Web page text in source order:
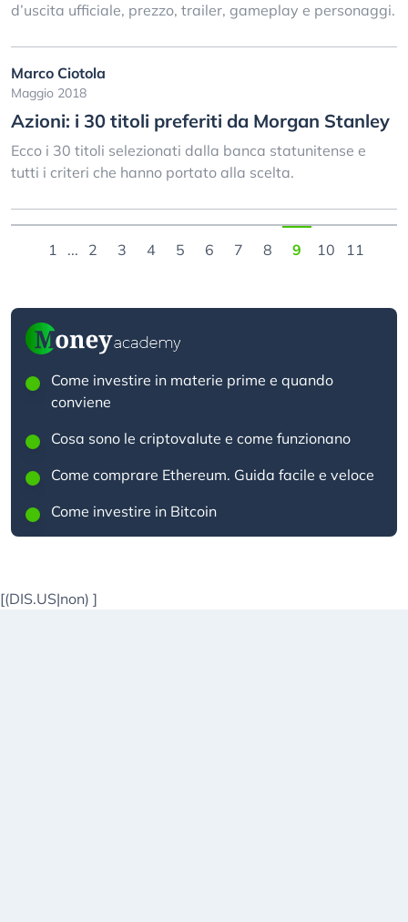
d’uscita ufficiale, prezzo, trailer, gameplay e personaggi.
Marco Ciotola
Maggio 2018
Azioni: i 30 titoli preferiti da Morgan Stanley
Ecco i 30 titoli selezionati dalla banca statunitense e
tutti i criteri che hanno portato alla scelta.
1 ... 2 3 4 5 6 7 8 9 10 11
Come investire in materie prime e quando
conviene
Cosa sono le criptovalute e come funzionano
Come comprare Ethereum. Guida facile e veloce
Come investire in Bitcoin
[(DIS.US|non) ]